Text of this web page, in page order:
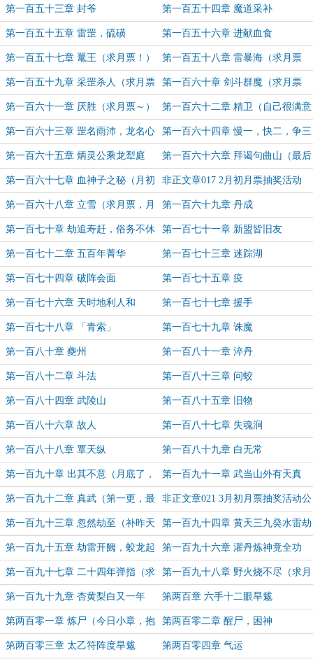
第一百五十三章 封爷 第一百五十四章 魔道采补
第一百五十五章 雷罡，硫磺 第一百五十六章 进献血食
第一百五十七章 鼍王（求月票！） 第一百五十八章 雷暴海（求月票
～）
第一百五十九章 采罡杀人（求月票
～）
第一百六十章 剑斗群魔（求月票
～）
第一百六十一章 厌胜（求月票～） 第一百六十二章 精卫（自己很满意
的一章，希望大家喜欢）
第一百六十三章 罡名雨沛，龙名心
舒（祝来年风调雨顺，祝大家体健心
舒）
第一百六十四章 慢一，快二，争三
（大家新年好！月底啦月票还有余的
求投）
第一百六十五章 炳灵公乘龙犁庭
（月底求月票~）
第一百六十六章 拜谒句曲山（最后
一天求月票~）
第一百六十七章 血神子之秘（月初
求月票~）
非正文章017 2月初月票抽奖活动
第一百六十八章 立雪（求月票，月
初有活动哦）
第一百六十九章 丹成
第一百七十章 劫追寿赶，俗务不休 第一百七十一章 新盟皆旧友
第一百七十二章 五百年菁华 第一百七十三章 迷踪湖
第一百七十四章 破阵会面 第一百七十五章 疫
第一百七十六章 天时地利人和 第一百七十七章 援手
第一百七十八章 「青索」 第一百七十九章 诛魔
第一百八十章 夔州 第一百八十一章 淬丹
第一百八十二章 斗法 第一百八十三章 问蛟
第一百八十四章 武陵山 第一百八十五章 旧物
第一百八十六章 故人 第一百八十七章 失魂涧
第一百八十八章 覃天纵 第一百八十九章 白无常
第一百九十章 出其不意（月底了，
弱声求月票~）
第一百九十一章 武当山外有天真
（月底求月票）
第一百九十二章 真武（第一更，最
后一天求月票）
非正文章021 3月初月票抽奖活动公
告
第一百九十三章 忽然劫至（补昨天
许诺的加更）
第一百九十四章 黄天三九癸水雷劫
（月初求月票）
第一百九十五章 劫雷开阙，蛟龙起
坛（月初求票）
第一百九十六章 濯丹炼神竟全功
（5K字，求月票）
第一百九十七章 二十四年弹指（求
月票~）
第一百九十八章 野火烧不尽（求月
票~）
第一百九十九章 杏黄梨白又一年
（求月票~）
第两百章 六手十二眼旱魃
第两百零一章 炼尸（今日小章，抱
歉）
第两百零二章 醒尸，困神
第两百零三章 太乙符阵度旱魃 第两百零四章 气运